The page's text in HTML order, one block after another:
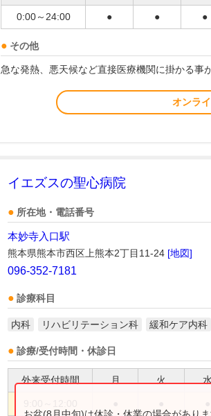
0:00～24:00 ● ● ●
その他
急な発熱、悪天候など直接医療機関に掛かる事
オンラ
イエズスの聖心病院
所在地・電話番号
本妙寺入口駅
熊本県熊本市西区上熊本2丁目11-24 [地図]
096-352-7181
診療科目
内科 リハビリテーション科 緩和ケア内科
診療/受付時間・休診日
外来受付時間 月 火 水